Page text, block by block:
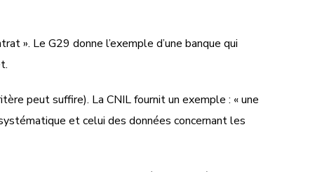
». Le G29 donne l’exemple d’une banque qui
peut suffire). La CNIL fournit un exemple : « une
et celui des données concernant les